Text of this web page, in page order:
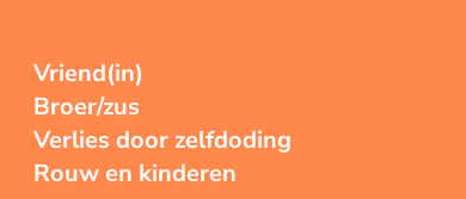
Vriend(in)
Broer/zus
Verlies door zelfdoding
Rouw en kinderen